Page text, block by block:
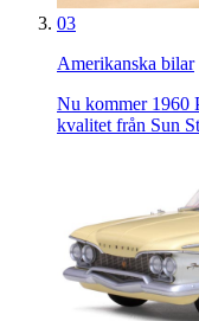
03
Amerikanska bilar
Nu kommer 1960
kvalitet från Sun